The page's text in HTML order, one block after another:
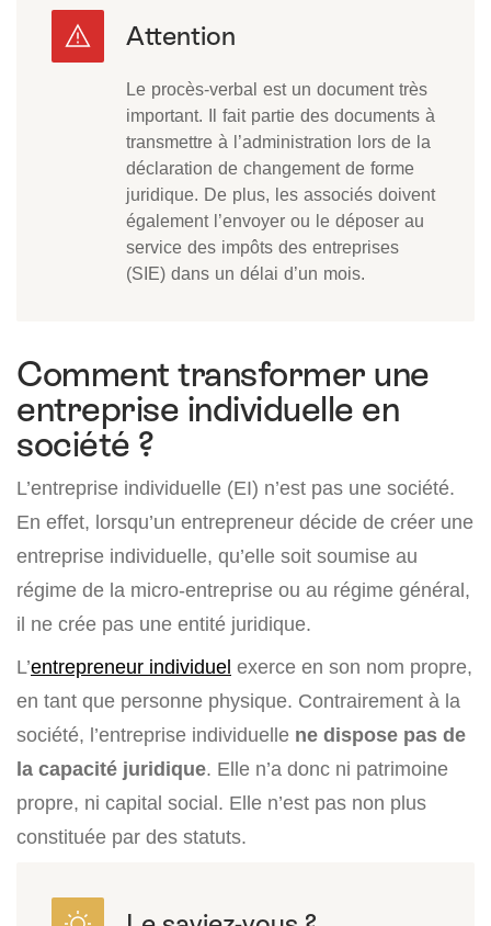
Le procès-verbal est un document très
important. Il fait partie des documents à
transmettre à l’administration lors de la
déclaration de changement de forme
juridique. De plus, les associés doivent
également l’envoyer ou le déposer au
service des impôts des entreprises
(SIE) dans un délai d’un mois.
Comment transformer une
entreprise individuelle en
société ?
L’entreprise individuelle (EI) n’est pas une société.
En effet, lorsqu’un entrepreneur décide de créer une
entreprise individuelle, qu’elle soit soumise au
régime de la micro-entreprise ou au régime général,
il ne crée pas une entité juridique.
L’entrepreneur individuel exerce en son nom propre,
en tant que personne physique. Contrairement à la
société, l’entreprise individuelle ne dispose pas de
la capacité juridique. Elle n’a donc ni patrimoine
propre, ni capital social. Elle n’est pas non plus
constituée par des statuts.